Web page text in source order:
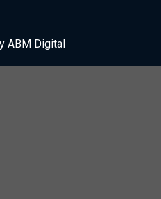
ABM Digital